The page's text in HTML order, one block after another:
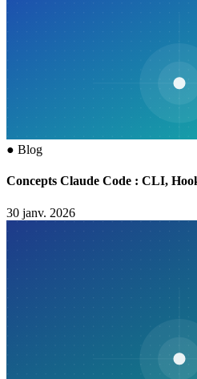
● Blog
Concepts Claude Code : CLI,
30 janv. 2026